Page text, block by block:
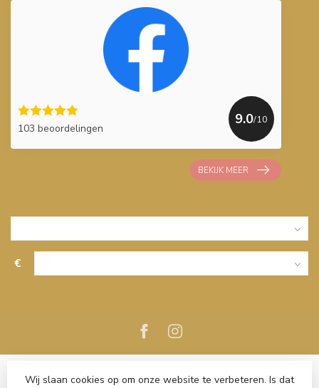
103 beoordelingen
9.0/10
BEKIJK MEER
€
Wij slaan cookies op om onze website te verbeteren. Is dat